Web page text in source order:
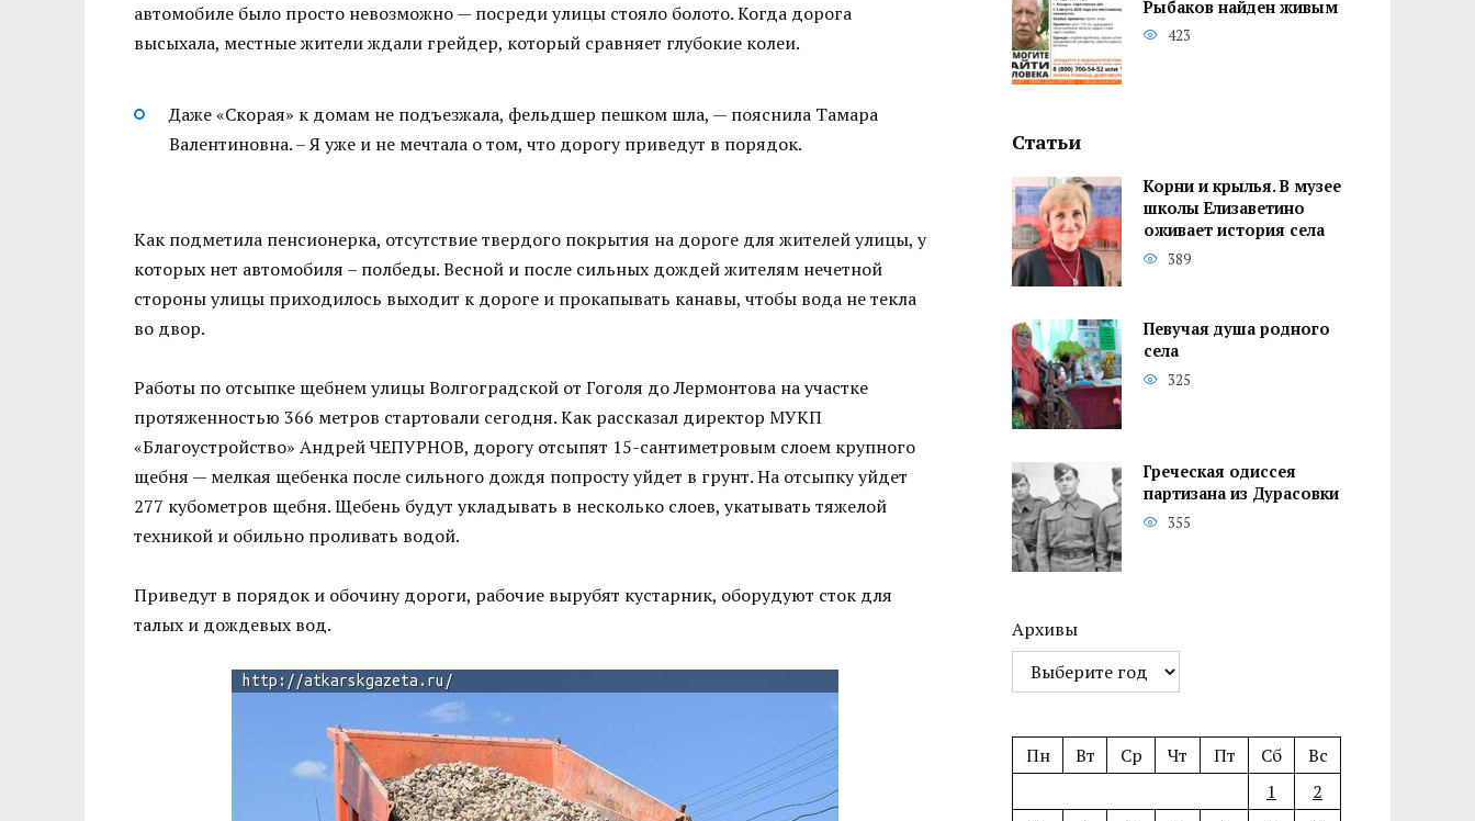
автомобиле было просто невозможно — посреди улицы стояло болото. Когда дорога
высыхала, местные жители ждали грейдер, который сравняет глубокие колеи.
Даже «Скорая» к домам не подъезжала, фельдшер пешком шла, — пояснила Тамара
Валентиновна. – Я уже и не мечтала о том, что дорогу приведут в порядок.
Как подметила пенсионерка, отсутствие твердого покрытия на дороге для жителей улицы, у
которых нет автомобиля – полбеды. Весной и после сильных дождей жителям нечетной
стороны улицы приходилось выходит к дороге и прокапывать канавы, чтобы вода не текла
во двор.
Работы по отсыпке щебнем улицы Волгоградской от Гоголя до Лермонтова на участке
протяженностью 366 метров стартовали сегодня. Как рассказал директор МУКП
«Благоустройство» Андрей ЧЕПУРНОВ, дорогу отсыпят 15-сантиметровым слоем крупного
щебня — мелкая щебенка после сильного дождя попросту уйдет в грунт. На отсыпку уйдет
277 кубометров щебня. Щебень будут укладывать в несколько слоев, укатывать тяжелой
техникой и обильно проливать водой.
Приведут в порядок и обочину дороги, рабочие вырубят кустарник, оборудуют сток для
талых и дождевых вод.
Рыбаков найден живым
423
Статьи
Корни и крылья. В музее
школы Елизаветино
оживает история села
389
Певучая душа родного
села
325
Греческая одиссея
партизана из Дурасовки
355
Архивы
Пн Вт Ср Чт Пт Сб
Вс
1
2